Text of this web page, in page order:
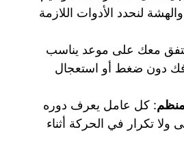
لنحدد الأدوات اللازمة
معك على موعد يناسب
دون ضغط أو استعجال
: كل عامل يعرف دوره
ولا تكرار في الحركة أثناء